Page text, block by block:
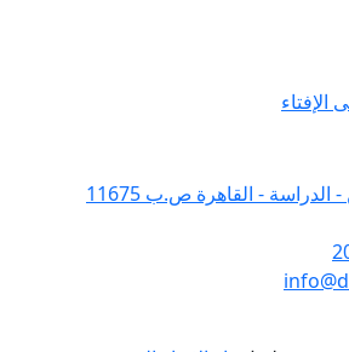
الإفتاء
الدراسة - القاهرة ص.ب 11675